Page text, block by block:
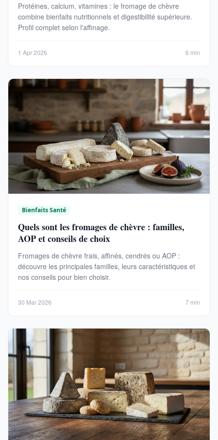
Protéines, calcium, vitamines : le fromage de chèvre
combine bienfaits nutritionnels et digestibilité supérieure.
Profil complet selon l'affinage.
1 Apr 2026 6 min
Bienfaits Santé
Quels sont les fromages de chèvre : familles,
AOP et conseils de choix
Fromages de chèvre frais, affinés, cendrés ou AOP :
découvre les principales familles, leurs caractéristiques et
nos conseils pour bien choisir.
30 Mar 2026 7 min